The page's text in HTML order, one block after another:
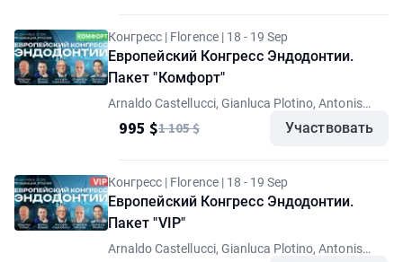
Конгресс | Florence | 18 - 19 Sep
Европейский Конгресс Эндодонтии.
Пакет "Комфорт"
Arnaldo Castellucci, Gianluca Plotino, Antonis
995 $1 105 $ Участвовать
Конгресс | Florence | 18 - 19 Sep
Европейский Конгресс Эндодонтии.
Пакет "VIP"
Arnaldo Castellucci, Gianluca Plotino, Antonis